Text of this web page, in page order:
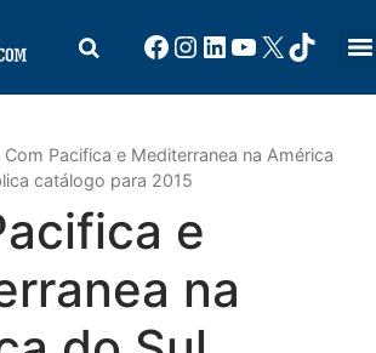
Com Pacifica e Mediterranea na América
catálogo para 2015
e
na